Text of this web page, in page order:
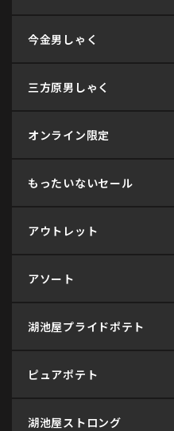
今金男しゃく
三方原男しゃく
オンライン限定
もったいないセール
アウトレット
アソート
湖池屋プライドポテト
ピュアポテト
湖池屋ストロング